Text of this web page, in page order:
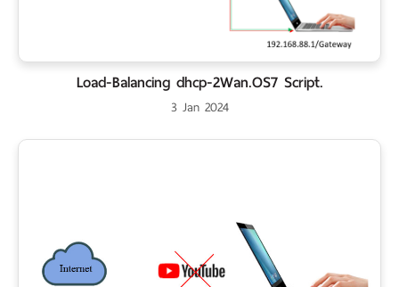
Load-Balancing dhcp-2Wan.OS7 Script.
3 Jan 2024